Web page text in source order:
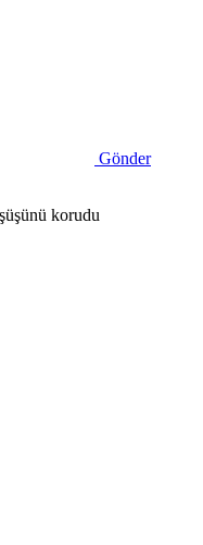
Gönder